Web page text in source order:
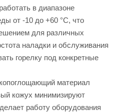
в диапазоне
от -10 до +60 °C, что
для различных
наладки и обслуживания
горелку под конкретные
материал
кожух минимизируют
работу оборудования